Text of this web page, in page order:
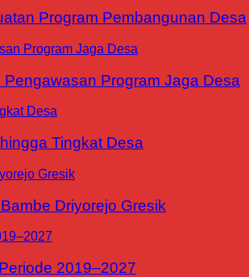
Program Pembangunan Desa
Program Jaga Desa
Tingkat Desa
Driyorejo Gresik
2019–2027